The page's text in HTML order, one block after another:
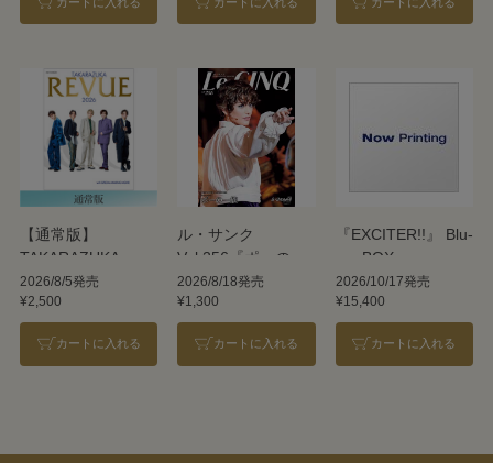
【通常版】
TAKARAZUKA
REVUE 2026
2026/8/5発売
¥2,500
カートに入れる
ル・サンク
Vol.256『ポーの一
族』＜雪組＞
2026/8/18発売
¥1,300
カートに入れる
『EXCITER!!』 Blu-
ray BOX
2026/10/17発売
¥15,400
カートに入れる